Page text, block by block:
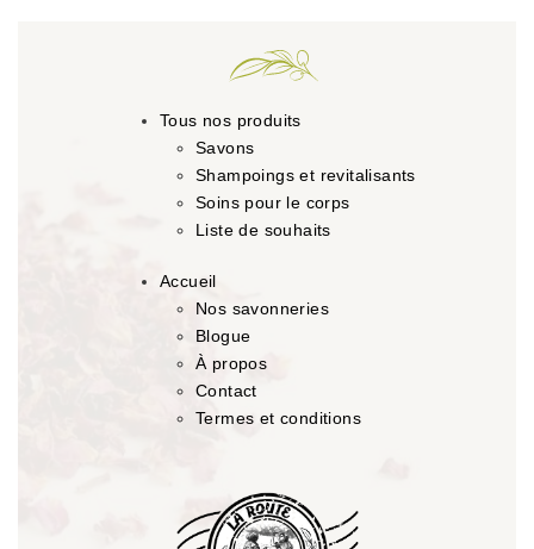
Tous nos produits
Savons
Shampoings et revitalisants
Soins pour le corps
Liste de souhaits
Accueil
Nos savonneries
Blogue
À propos
Contact
Termes et conditions